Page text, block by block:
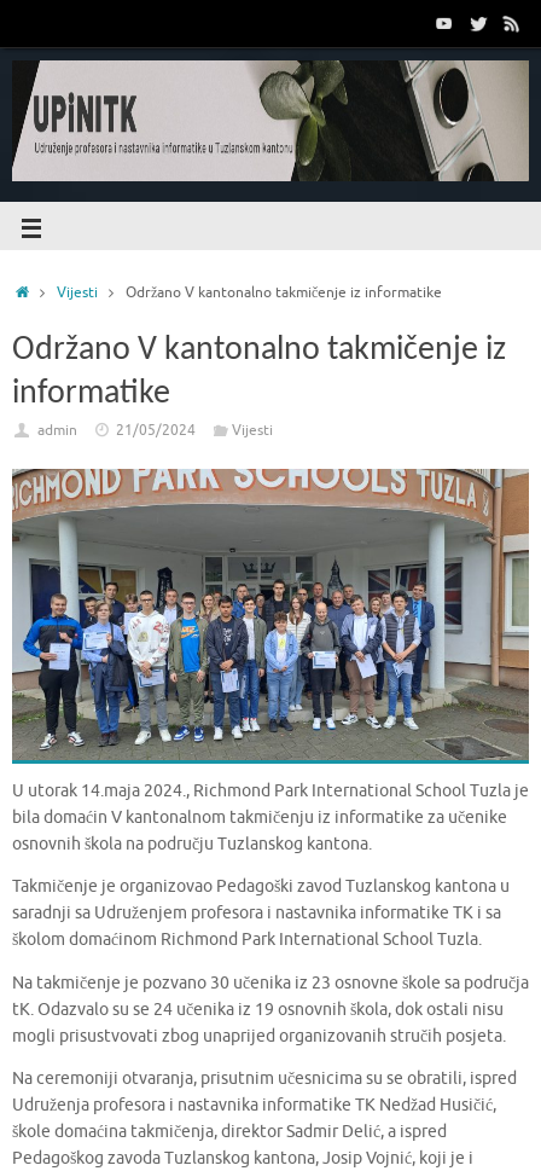
Vijesti Održano V kantonalno takmičenje iz informatike
Održano V kantonalno takmičenje iz
informatike
admin 21/05/2024 Vijesti
U utorak 14.maja 2024., Richmond Park International School Tuzla je
bila domaćin V kantonalnom takmičenju iz informatike za učenike
osnovnih škola na području Tuzlanskog kantona.
Takmičenje je organizovao Pedagoški zavod Tuzlanskog kantona u
saradnji sa Udruženjem profesora i nastavnika informatike TK i sa
školom domaćinom Richmond Park International School Tuzla.
Na takmičenje je pozvano 30 učenika iz 23 osnovne škole sa područja
tK. Odazvalo su se 24 učenika iz 19 osnovnih škola, dok ostali nisu
mogli prisustvovati zbog unaprijed organizovanih stručih posjeta.
Na ceremoniji otvaranja, prisutnim učesnicima su se obratili, ispred
Udruženja profesora i nastavnika informatike TK Nedžad Husičić,
škole domaćina takmičenja, direktor Sadmir Delić, a ispred
Pedagoškog zavoda Tuzlanskog kantona, Josip Vojnić, koji je i